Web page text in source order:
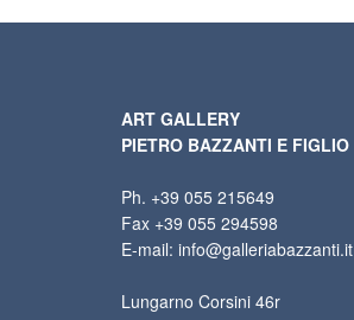
ART GALLERY
PIETRO BAZZANTI E FIGLIO
Ph. +39 055 215649
Fax +39 055 294598
E-mail: info@galleriabazzanti.it
Lungarno Corsini 46r